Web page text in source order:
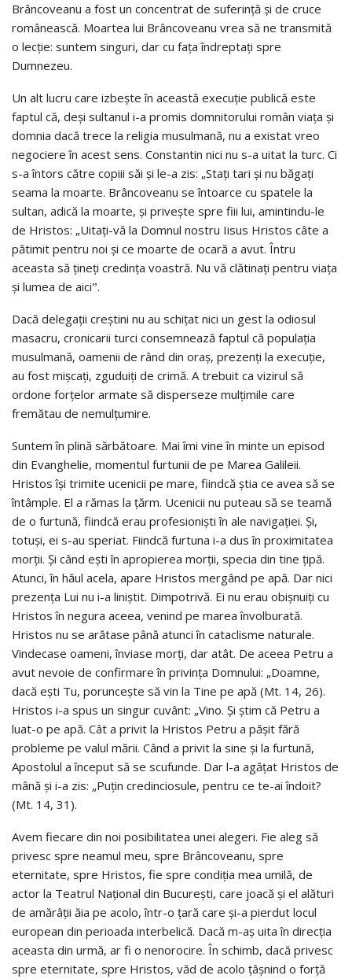
Brâncoveanu a fost un concentrat de suferință și de cruce
românească. Moartea lui Brâncoveanu vrea să ne transmită
o lecție: suntem singuri, dar cu fața îndreptați spre
Dumnezeu.
Un alt lucru care izbește în această execuție publică este
faptul că, deși sultanul i-a promis domnitorului român viața și
domnia dacă trece la religia musulmană, nu a existat vreo
negociere în acest sens. Constantin nici nu s-a uitat la turc. Ci
s-a întors către copiii săi și le-a zis: „Stați tari și nu băgați
seama la moarte. Brâncoveanu se întoarce cu spatele la
sultan, adică la moarte, și privește spre fiii lui, amintindu-le
de Hristos: „Uitați-vă la Domnul nostru Iisus Hristos câte a
pătimit pentru noi și ce moarte de ocară a avut. Întru
aceasta să țineți credința voastră. Nu vă clătinați pentru viața
și lumea de aiciˮ.
Dacă delegații creștini nu au schițat nici un gest la odiosul
masacru, cronicarii turci consemnează faptul că populația
musulmană, oamenii de rând din oraș, prezenți la execuție,
au fost mișcați, zguduiți de crimă. A trebuit ca vizirul să
ordone forțelor armate să disperseze mulțimile care
fremătau de nemulțumire.
Suntem în plină sărbătoare. Mai îmi vine în minte un episod
din Evanghelie, momentul furtunii de pe Marea Galileii.
Hristos își trimite ucenicii pe mare, fiind­că știa ce avea să se
întâmple. El a rămas la țărm. Ucenicii nu puteau să se teamă
de o furtună, fiindcă erau profesioniști în ale navigației. Și,
totuși, ei s-au speriat. Fiindcă furtuna i-a dus în proximitatea
morții. Și când ești în apropierea morții, specia din tine țipă.
Atunci, în hăul acela, apare Hristos mergând pe apă. Dar nici
prezența Lui nu i-a liniștit. Dimpotrivă. Ei nu erau obișnuiți cu
Hristos în negura aceea, venind pe marea învolburată.
Hristos nu se arătase până atunci în cataclisme naturale.
Vindecase oameni, înviase morți, dar atât. De aceea Petru a
avut nevoie de confirmare în privința Domnului: „Doamne,
dacă ești Tu, poruncește să vin la Tine pe apă (Mt. 14, 26).
Hristos i-a spus un singur cuvânt: „Vino. Și știm că Petru a
luat-o pe apă. Cât a privit la Hristos Petru a pășit fără
probleme pe valul mării. Când a privit la sine și la furtună,
Apostolul a început să se scufunde. Dar l-a agățat Hristos de
mână și i-a zis: „Puțin credinciosule, pentru ce te-ai îndoit?
(Mt. 14, 31).
Avem fiecare din noi posibilitatea unei alegeri. Fie aleg să
privesc spre neamul meu, spre Brâncoveanu, spre
eternitate, spre Hristos, fie spre condiția mea umilă, de
actor la Teatrul Național din București, care joacă și el alături
de amărâții ăia pe acolo, într-o țară care şi-a pierdut locul
european din perioada interbelică. Dacă m-aș uita în direcția
aceasta din urmă, ar fi o nenorocire. În schimb, dacă privesc
spre eternitate, spre Hristos, văd de acolo țâșnind o forță